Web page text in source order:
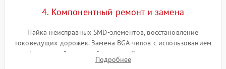
4. Компонентный ремонт и замена
Пайка неисправных SMD-элементов, восстановление
токоведущих дорожек. Замена BGA-чипов с использованием
инфракрасной паяльной станции. Прошивка микросхемы
BIOS или замена поврежденных портов USB
Подробнее